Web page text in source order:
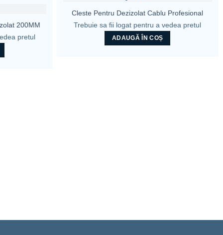
200MM
pretul
Cleste Pentru Dezizolat Cablu Profesional
Trebuie sa fii logat pentru a vedea pretul
ADAUGĂ ÎN COȘ